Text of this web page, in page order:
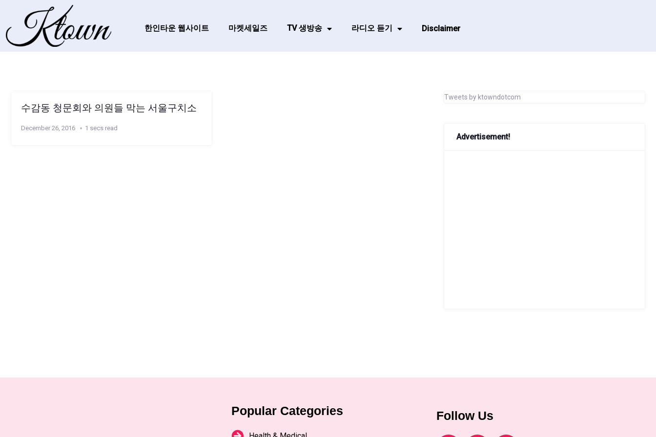
한인타운 웹사이트 마켓세일즈 TV 생방송 라디오 듣기 Disclaimer
수감동 청문회와 의원들 막는 서울구치소
December 26, 2016 1 secs read
Tweets by ktowndotcom
Advertisement!
Popular Categories Follow Us